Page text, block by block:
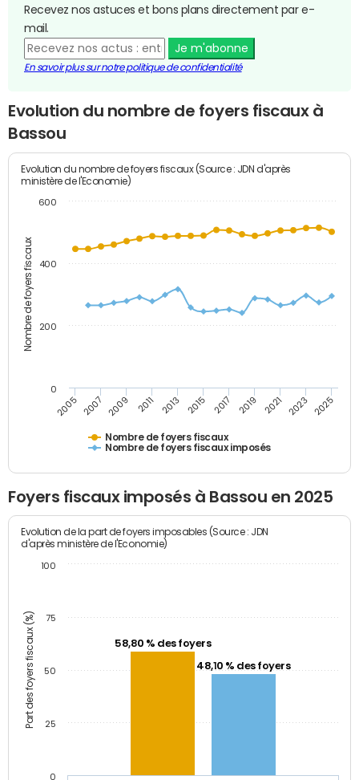
Recevez nos astuces et bons plans directement par e-
mail.
Je m'abonne
En savoir plus sur notre politique de confidentialité
Evolution du nombre de foyers fiscaux à
Bassou
Nombre de foyers fiscaux
Evolution du nombre de foyers fiscaux (Source : JDN d'après
ministère de l'Economie)
Nombre de foyers fiscaux
Nombre de foyers fiscaux imposés
2005 2007 2009 2011 2013 2015 2017 2019 2021 2023 2025
0
200
400
600
Foyers fiscaux imposés à Bassou en 2025
Part des foyers fiscaux (%)
Evolution de la part de foyers imposables (Source : JDN
d'après ministère de l'Economie)
58,80 % des foyers
48,10 % des foyers
0
25
50
75
100